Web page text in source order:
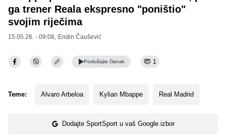
ga trener Reala ekspresno "poništio"
svojim riječima
15.05.26. - 09:08, Endin Čaušević
Poslušajte članak 1
Teme: Alvaro Arbeloa Kylian Mbappe Real Madrid
Dodajte SportSport u vaš Google izbor